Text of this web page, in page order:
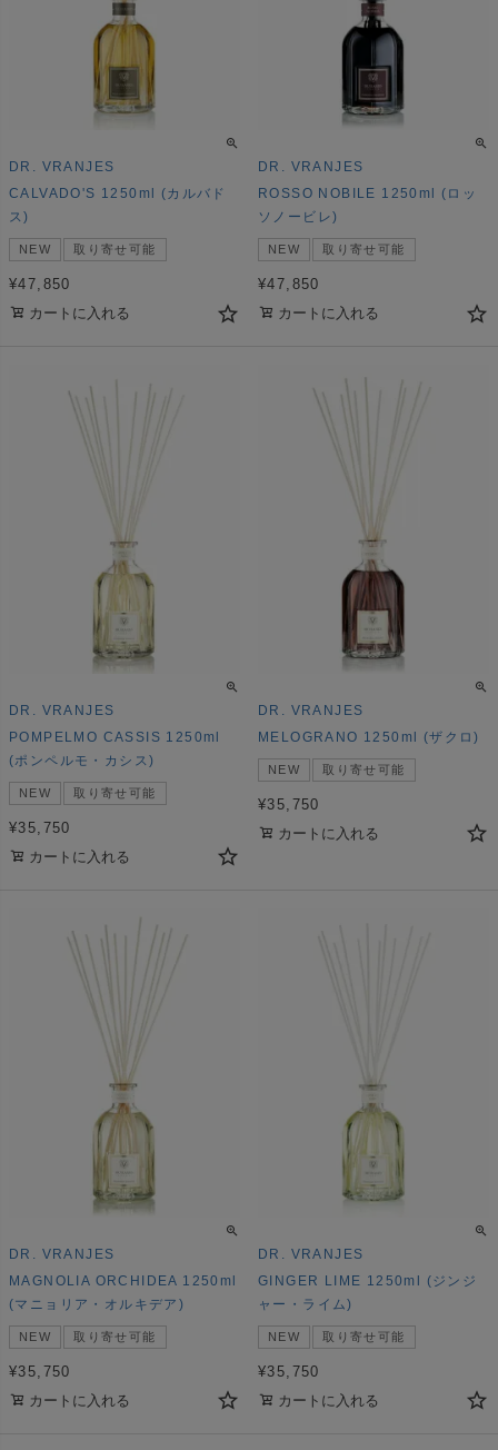
DR. VRANJES
CALVADO'S 1250ml (カルバド
ス)
NEW 取り寄せ可能
¥47,850
カートに入れる
DR. VRANJES
ROSSO NOBILE 1250ml (ロッ
ソノービレ)
NEW 取り寄せ可能
¥47,850
カートに入れる
DR. VRANJES
POMPELMO CASSIS 1250ml
(ポンペルモ・カシス)
NEW 取り寄せ可能
¥35,750
カートに入れる
DR. VRANJES
MELOGRANO 1250ml (ザクロ)
NEW 取り寄せ可能
¥35,750
カートに入れる
DR. VRANJES
MAGNOLIA ORCHIDEA 1250ml
(マニョリア・オルキデア)
NEW 取り寄せ可能
¥35,750
カートに入れる
DR. VRANJES
GINGER LIME 1250ml (ジンジ
ャー・ライム)
NEW 取り寄せ可能
¥35,750
カートに入れる